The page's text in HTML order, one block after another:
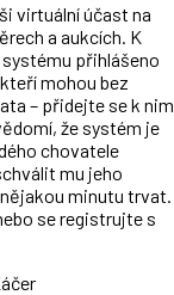
virtuální účast na
a aukcích. K
přihlášeno
mohou bez
– přidejte se k nim
že systém je
chovatele
mu jeho
minutu trvat.
se registrujte s